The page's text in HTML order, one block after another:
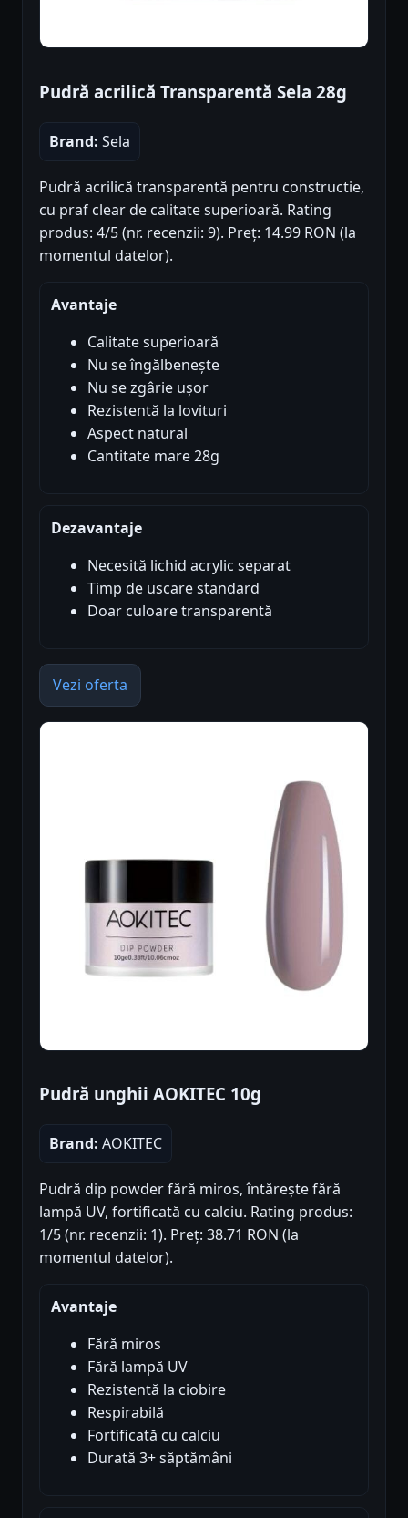
Pudră acrilică Transparentă Sela 28g
Brand: Sela
Pudră acrilică transparentă pentru constructie,
cu praf clear de calitate superioară. Rating
produs: 4/5 (nr. recenzii: 9). Preț: 14.99 RON (la
momentul datelor).
Avantaje
Calitate superioară
Nu se îngălbenește
Nu se zgârie ușor
Rezistentă la lovituri
Aspect natural
Cantitate mare 28g
Dezavantaje
Necesită lichid acrylic separat
Timp de uscare standard
Doar culoare transparentă
Vezi oferta
Pudră unghii AOKITEC 10g
Brand: AOKITEC
Pudră dip powder fără miros, întărește fără
lampă UV, fortificată cu calciu. Rating produs:
1/5 (nr. recenzii: 1). Preț: 38.71 RON (la
momentul datelor).
Avantaje
Fără miros
Fără lampă UV
Rezistentă la ciobire
Respirabilă
Fortificată cu calciu
Durată 3+ săptămâni